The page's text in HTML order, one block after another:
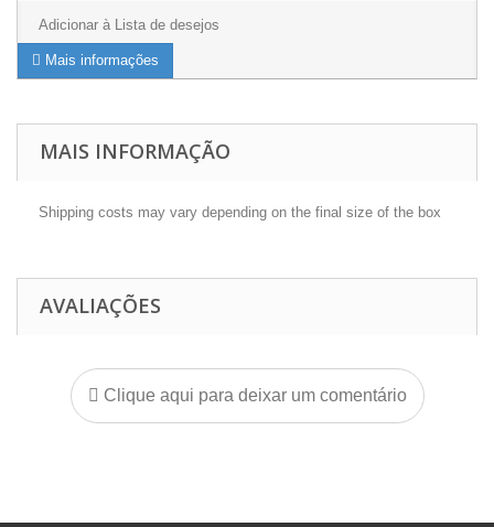
Adicionar à Lista de desejos
Mais informações
MAIS INFORMAÇÃO
Shipping costs may vary depending on the final size of the box
AVALIAÇÕES
Clique aqui para deixar um comentário